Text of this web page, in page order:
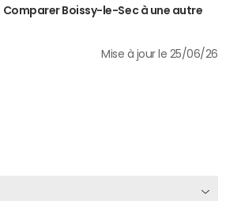
Comparer Boissy-le-Sec à une autre
Mise à jour le 25/06/26